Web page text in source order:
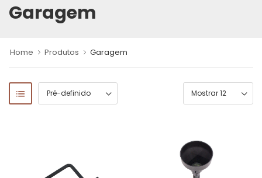
Garagem
Home Produtos Garagem